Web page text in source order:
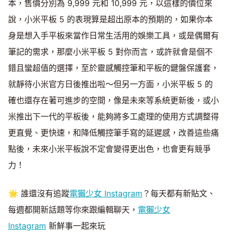
本，售價分別為 9,999 元和 10,999 元，以這樣的價位來
說，小米平板 5 的表現算是超出原本的預期的，如果你本
身是想入手平板來當作日常生活用的娛樂工具，或是偶爾有
筆記的需求，那麼小米平板 5 對你而言，或許就會是個不
錯且蠻超值的選擇，至於靈感觸控筆和平板的鍵盤保護套，
就靜待小米官方日後推出啦～但另一方面，小米平板 5 的
確也還存在著可進步的空間，像是未來等系統更新後，或小
米推出下一代的平板後，能夠將多工處理的使用方式調整得
更直覺、更快速，和降低觸控筆手寫的延遲感，改善這些痛
點後，未來小米平板說不定會變得更出色，也會更有競爭
力！
🌟 誰還沒有追蹤電獺少女 Instagram ？每天都有新貼文、
每週都開新話題等你來跟編輯聊天， 電獺少女
Instagram 新鮮事一起來玩